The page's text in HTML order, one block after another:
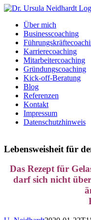
Zum
springenÜber mich
Businesscoaching
Karrierecoaching
Mitarbeitercoaching
Gründungscoaching
Kick-off-Beratung
Blog
Referenzen
Kontakt
Impressum
Datenschutzhinweis
Lebensweisheit für
Das Rezept für
darf sich nicht